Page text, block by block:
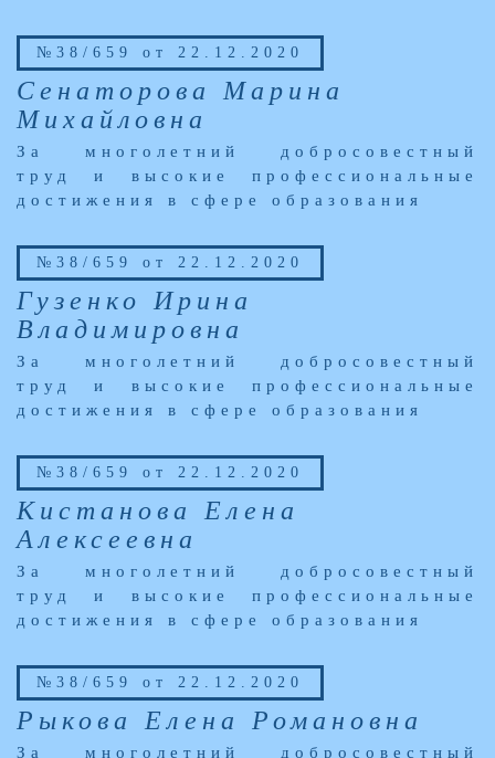
№38/659 от 22.12.2020
Сенаторова Марина
Михайловна
За многолетний добросовестный
труд и высокие профессиональные
достижения в сфере образования
№38/659 от 22.12.2020
Гузенко Ирина
Владимировна
За многолетний добросовестный
труд и высокие профессиональные
достижения в сфере образования
№38/659 от 22.12.2020
Кистанова Елена
Алексеевна
За многолетний добросовестный
труд и высокие профессиональные
достижения в сфере образования
№38/659 от 22.12.2020
Рыкова Елена Романовна
За многолетний добросовестный